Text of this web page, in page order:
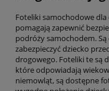
Foteliki samochodowe
pomagają zapewnić
podróży samochodem.
zabezpieczyć dziecko
drogowego. Foteliki te są
które odpowiadają
niemowląt, są dostępne